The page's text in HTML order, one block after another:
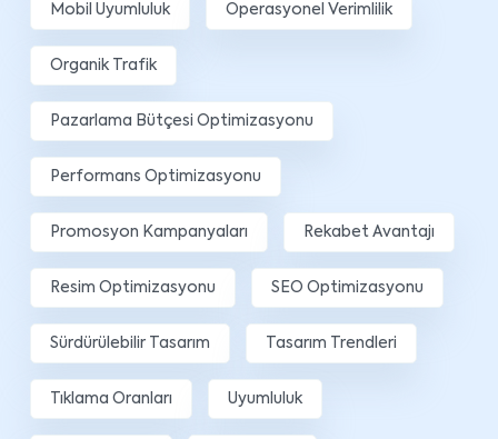
Mobil Uyumluluk Operasyonel Verimlilik
Organik Trafik
Pazarlama Bütçesi Optimizasyonu
Performans Optimizasyonu
Promosyon Kampanyaları Rekabet Avantajı
Resim Optimizasyonu SEO Optimizasyonu
Sürdürülebilir Tasarım Tasarım Trendleri
Tıklama Oranları Uyumluluk